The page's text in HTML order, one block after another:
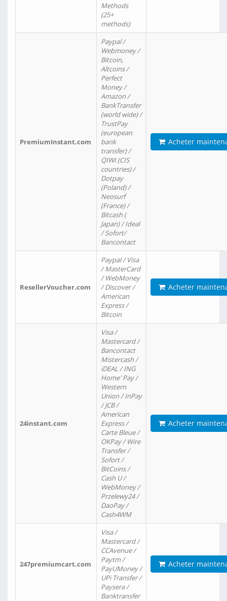
Methods
(25+
methods)
PremiumInstant.com
Paypal /
Webmoney /
Bitcoin,
Altcoins /
Perfect
Money /
Amazon /
BankTransfer
(world wide) /
TrustPay
(european
bank
transfer) /
QIWI (CIS
countries) /
Dotpay
(Poland) /
Neosurf
(France) /
Bitcash (
Japan) / Ideal
/ Sofort/
Bancontact
Acheter
ResellerVoucher.com
Paypal / Visa
/ MasterCard
/ WebMoney
/ Discover /
American
Express /
Bitcoin
Acheter
24instant.com
Visa /
Mastercard /
Bancontact
Mistercash /
iDEAL / ING
Home' Pay /
Western
Union / InPay
/ JCB /
American
Express /
Carte Bleue /
OKPay / Wire
Transfer /
Sofort /
BitCoins /
Cash U /
WebMoney /
Przelewy24 /
DaoPay /
Cash4WM
Acheter
247premiumcart.com
Visa /
Mastercard /
CCAvenue /
Paytm /
PayUMoney /
UPi Transfer /
Paysera /
Banktransfer
Acheter